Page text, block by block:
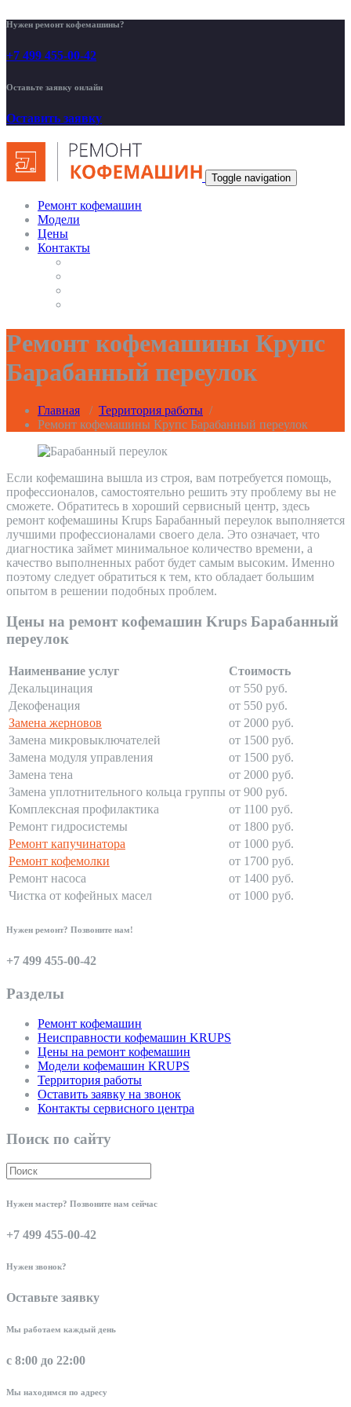
Нужен ремонт кофемашины?
+7 499 455-00-42
Оставьте заявку онлайн
Оставить заявку
Toggle navigation
Ремонт кофемашин
Модели
Цены
Контакты
Ремонт кофемашины Крупс
Барабанный переулок
Главная / Территория работы /
Ремонт кофемашины Крупс Барабанный переулок
Если кофемашина вышла из строя, вам потребуется помощь,
профессионалов, самостоятельно решить эту проблему вы не
сможете. Обратитесь в хороший сервисный центр, здесь
ремонт кофемашины Krups Барабанный переулок выполняется
лучшими профессионалами своего дела. Это означает, что
диагностика займет минимальное количество времени, а
качество выполненных работ будет самым высоким. Именно
поэтому следует обратиться к тем, кто обладает большим
опытом в решении подобных проблем.
Цены на ремонт кофемашин Krups Барабанный
переулок
Наименвание услуг
Стоимость
Декальцинация
от 550 руб.
Декофенация
от 550 руб.
Замена жерновов
от 2000 руб.
Замена микровыключателей
от 1500 руб.
Замена модуля управления
от 1500 руб.
Замена тена
от 2000 руб.
Замена уплотнительного кольца группы от 900 руб.
Комплексная профилактика
от 1100 руб.
Ремонт гидросистемы
от 1800 руб.
Ремонт капучинатора
от 1000 руб.
Ремонт кофемолки
от 1700 руб.
Ремонт насоса
от 1400 руб.
Чистка от кофейных масел
от 1000 руб.
Нужен ремонт? Позвоните нам!
+7 499 455-00-42
Разделы
Ремонт кофемашин
Неисправности кофемашин KRUPS
Цены на ремонт кофемашин
Модели кофемашин KRUPS
Территория работы
Оставить заявку на звонок
Контакты сервисного центра
Поиск по сайту
Нужен мастер? Позвоните нам сейчас
+7 499 455-00-42
Нужен звонок?
Оставьте заявку
Мы работаем каждый день
с 8:00 до 22:00
Мы находимся по адресу